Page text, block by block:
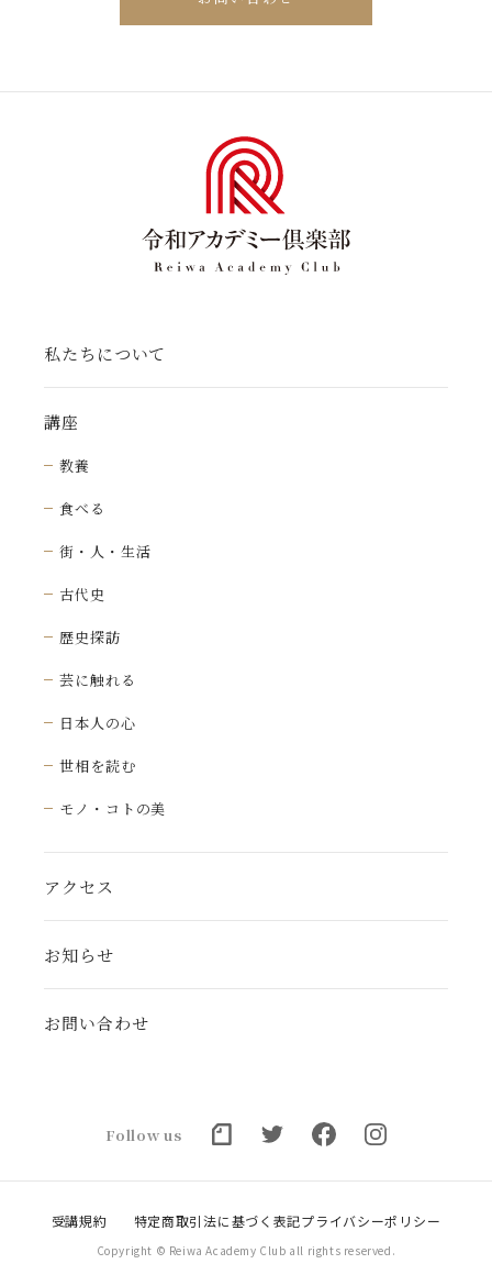
私たちについて
講座
教養
食べる
街・人・生活
古代史
歴史探訪
芸に触れる
日本人の心
世相を読む
モノ・コトの美
アクセス
お知らせ
お問い合わせ
Follow us
受講規約 特定商取引法に基づく表記プライバシーポリシー
Copyright © Reiwa Academy Club all rights reserved.